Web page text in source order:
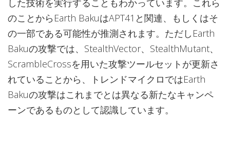
した技術を実行することもわかっています。これら
のことからEarth BakuはAPT41と関連、もしくはそ
の一部である可能性が推測されます。ただしEarth
Bakuの攻撃では、StealthVector、StealthMutant、
ScrambleCrossを用いた攻撃ツールセットが更新さ
れていることから、トレンドマイクロではEarth
Bakuの攻撃はこれまでとは異なる新たなキャンペ
ーンであるものとして認識しています。